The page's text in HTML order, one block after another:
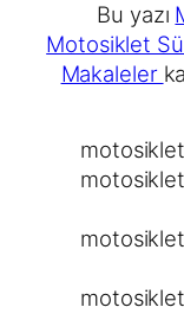
Bu yazı
Motosiklet
Makaleler
motosiklet